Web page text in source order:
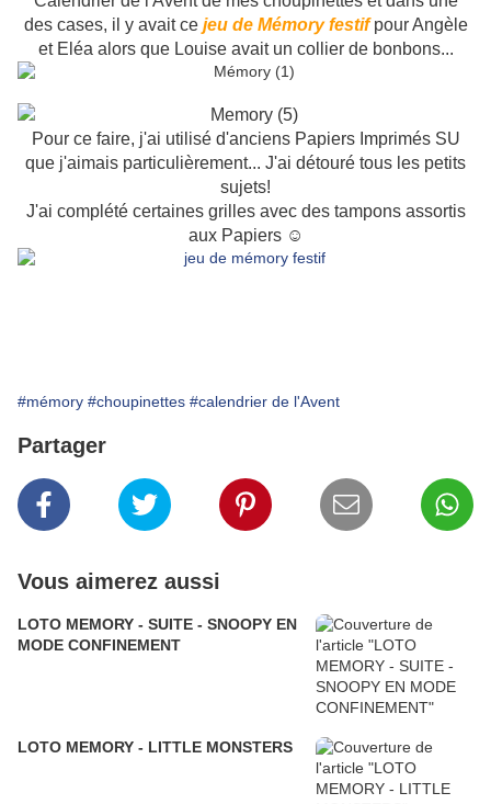
des cases, il y avait cejeu de Mémory festifpour Angèle
et Eléa alors que Louise avait un collier de bonbons...
Pour ce faire, j'ai utilisé d'anciens Papiers Imprimés SU
que j'aimais particulièrement... J'ai détouré tous les petits
sujets!
J'ai complété certaines grilles avec des tampons assortis
aux Papiers ☺
#mémory #choupinettes #calendrier de l'Avent
Partager
Vous aimerez aussi
LOTO MEMORY - SUITE - SNOOPY EN
MODE CONFINEMENT
LOTO MEMORY - LITTLE MONSTERS